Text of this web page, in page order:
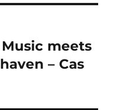
meets
– Cas